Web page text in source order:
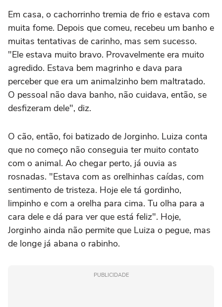
Em casa, o cachorrinho tremia de frio e estava com
muita fome. Depois que comeu, recebeu um banho e
muitas tentativas de carinho, mas sem sucesso.
"Ele estava muito bravo. Provavelmente era muito
agredido. Estava bem magrinho e dava para
perceber que era um animalzinho bem maltratado.
O pessoal não dava banho, não cuidava, então, se
desfizeram dele", diz.
O cão, então, foi batizado de Jorginho. Luiza conta
que no começo não conseguia ter muito contato
com o animal. Ao chegar perto, já ouvia as
rosnadas. "Estava com as orelhinhas caídas, com
sentimento de tristeza. Hoje ele tá gordinho,
limpinho e com a orelha para cima. Tu olha para a
cara dele e dá para ver que está feliz". Hoje,
Jorginho ainda não permite que Luiza o pegue, mas
de longe já abana o rabinho.
PUBLICIDADE